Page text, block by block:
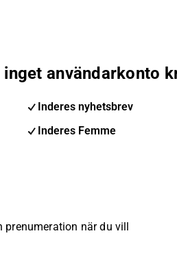
användarkonto
Inderes nyhetsbrev
Inderes Femme
prenumeration när du vill